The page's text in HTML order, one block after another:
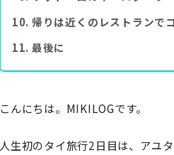
帰りは近くのレストランで
最後に
こんにちは。MIKILOGです。
人生初のタイ旅行2日目は、アユ